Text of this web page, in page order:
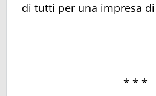
di tutti per una impresa
* * *